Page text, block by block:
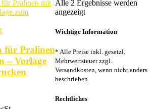
für Pralinen
– Vorlage
Alle 2 Ergebnisse werden
angezeigtNach
sortiert
Wichtige Information
* Alle Preise inkl. gesetzl.
Mehrwertsteuer zzgl.
Versandkosten, wenn nicht anders
beschrieben
Rechtliches